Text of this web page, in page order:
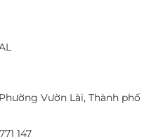
Vườn Lài, Thành phố
147